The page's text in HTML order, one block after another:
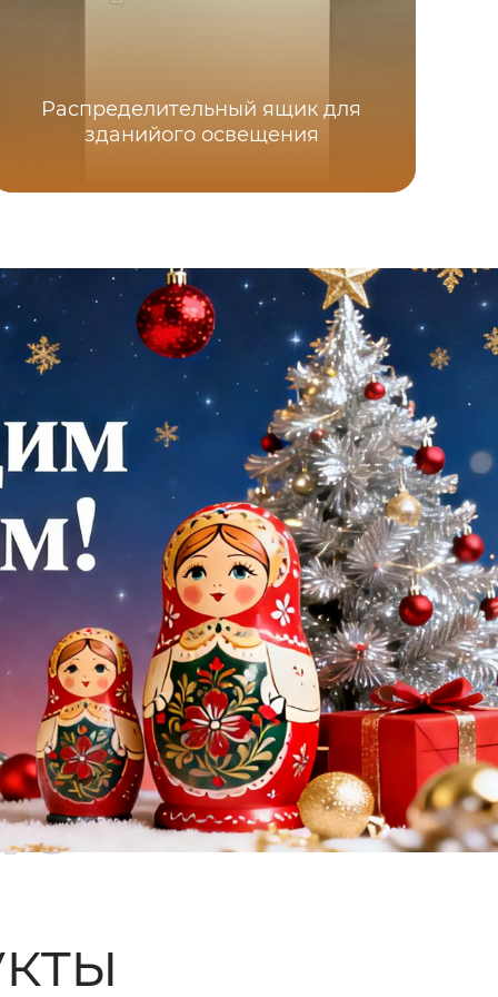
Распределительный ящик для
зданийого освещения